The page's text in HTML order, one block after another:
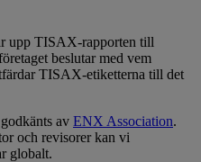
upp TISAX-rapporten till
beslutar med vem
TISAX-etiketterna till det
av ENX Association.
och revisorer kan vi
globalt.